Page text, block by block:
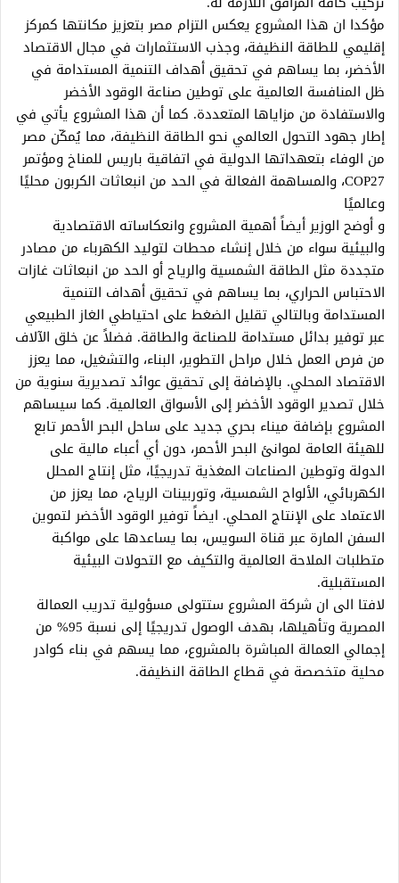
مؤكدا ان هذا المشروع يعكس التزام مصر بتعزيز مكانتها كمركز
إقليمي للطاقة النظيفة، وجذب الاستثمارات في مجال الاقتصاد
الأخضر، بما يساهم في تحقيق أهداف التنمية المستدامة في
ظل المنافسة العالمية على توطين صناعة الوقود الأخضر
والاستفادة من مزاياها المتعددة. كما أن هذا المشروع يأتي في
إطار جهود التحول العالمي نحو الطاقة النظيفة، مما يُمكّن مصر
من الوفاء بتعهداتها الدولية في اتفاقية باريس للمناخ ومؤتمر
COP27، والمساهمة الفعالة في الحد من انبعاثات الكربون محليًا
وعالميًا
و أوضح الوزير أيضاً أهمية المشروع وانعكاساته الاقتصادية
والبيئية سواء من خلال إنشاء محطات لتوليد الكهرباء من مصادر
متجددة مثل الطاقة الشمسية والرياح أو الحد من انبعاثات غازات
الاحتباس الحراري، بما يساهم في تحقيق أهداف التنمية
المستدامة وبالتالي تقليل الضغط على احتياطي الغاز الطبيعي
عبر توفير بدائل مستدامة للصناعة والطاقة. فضلاً عن خلق الآلاف
من فرص العمل خلال مراحل التطوير، البناء، والتشغيل، مما يعزز
الاقتصاد المحلي. بالإضافة إلى تحقيق عوائد تصديرية سنوية من
خلال تصدير الوقود الأخضر إلى الأسواق العالمية. كما سيساهم
المشروع بإضافة ميناء بحري جديد على ساحل البحر الأحمر تابع
للهيئة العامة لموانئ البحر الأحمر، دون أي أعباء مالية على
الدولة وتوطين الصناعات المغذية تدريجيًا، مثل إنتاج المحلل
الكهربائي، الألواح الشمسية، وتوربينات الرياح، مما يعزز من
الاعتماد على الإنتاج المحلي. ايضاً توفير الوقود الأخضر لتموين
السفن المارة عبر قناة السويس، بما يساعدها على مواكبة
متطلبات الملاحة العالمية والتكيف مع التحولات البيئية
المستقبلية.
لافتا الى ان شركة المشروع ستتولى مسؤولية تدريب العمالة
المصرية وتأهيلها، بهدف الوصول تدريجيًا إلى نسبة 95% من
إجمالي العمالة المباشرة بالمشروع، مما يسهم في بناء كوادر
محلية متخصصة في قطاع الطاقة النظيفة.